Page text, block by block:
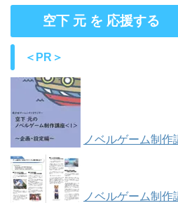
空下 元 を 応援する
＜PR＞
ノベルゲーム制作
ノベルゲーム制作